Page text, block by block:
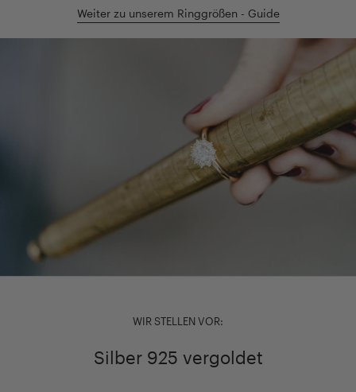
Weiter zu unserem Ringgrößen - Guide
WIR STELLEN VOR:
Silber 925 vergoldet